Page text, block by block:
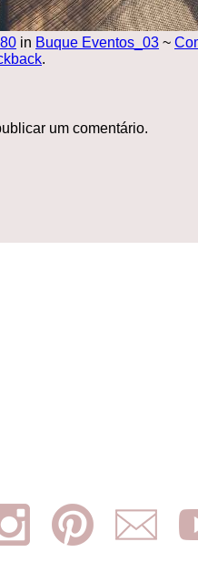
in Buque Eventos_03 ~
.
um comentário.